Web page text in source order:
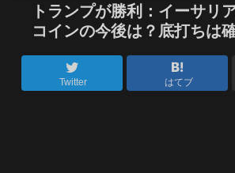
トランプが勝利：イーサリ
コインの今後は？底打ちは
Twitter はてブ